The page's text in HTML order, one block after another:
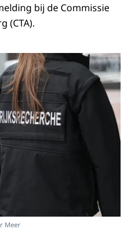
bij de Commissie
(CTA).
Meer